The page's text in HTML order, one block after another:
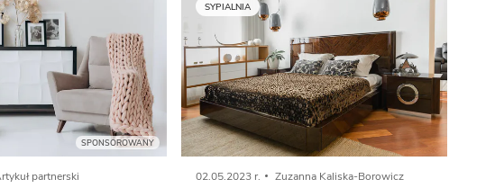
SPONSOROWANY
partnerski
SYPIALNIA
02.05.2023 r. Zuzanna Kaliska-Borowicz